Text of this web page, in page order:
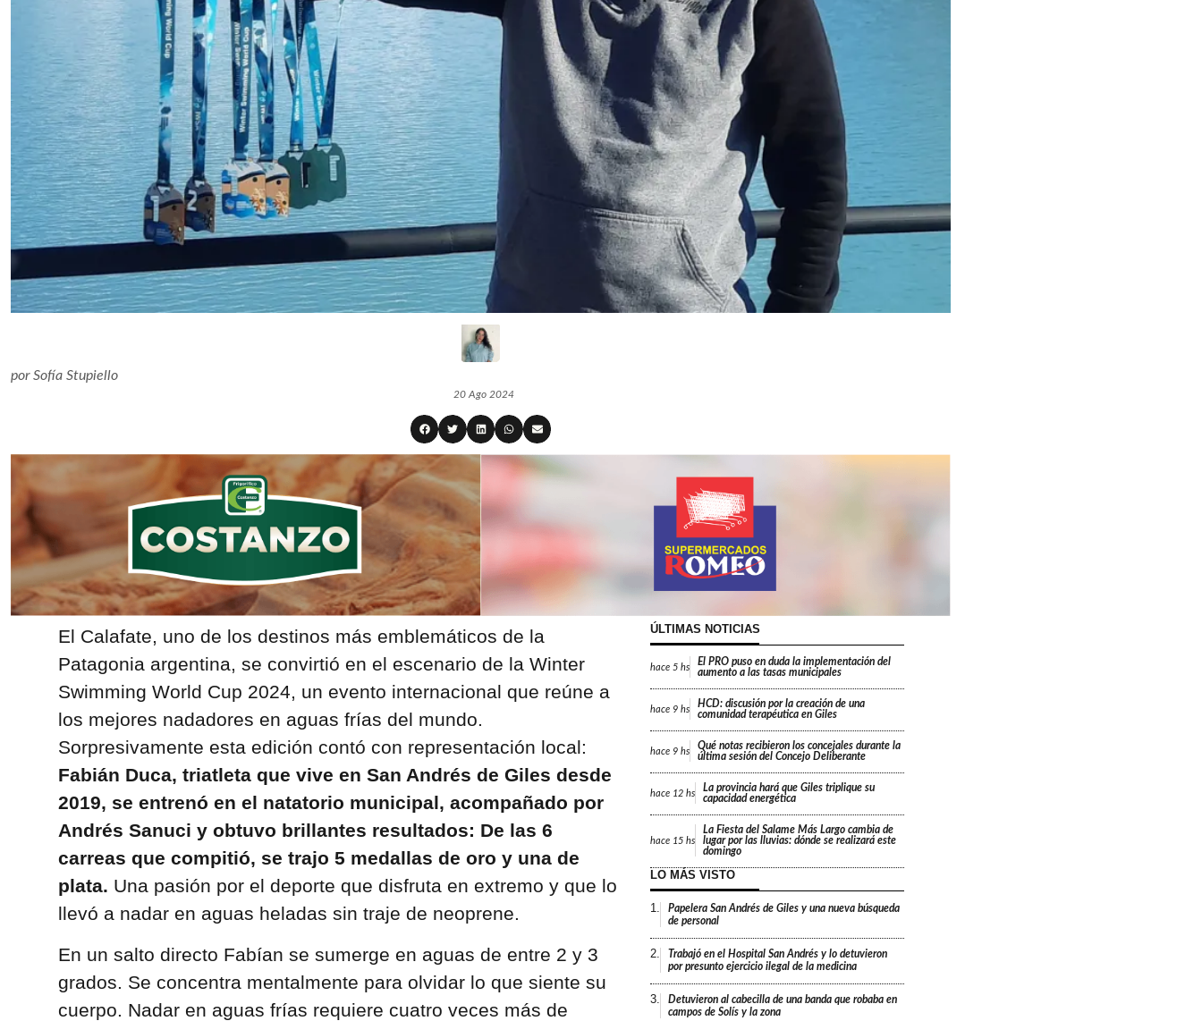
porSofía Stupiello
20 Ago 2024
El Calafate, uno de los destinos más emblemáticos de la
Patagonia argentina, se convirtió en el escenario de la Winter
Swimming World Cup 2024, un evento internacional que reúne a
los mejores nadadores en aguas frías del mundo.
Sorpresivamente esta edición contó con representación local:
Fabián Duca, triatleta que vive en San Andrés de Giles desde
2019, se entrenó en el natatorio municipal, acompañado por
Andrés Sanuci y obtuvo brillantes resultados: De las 6
carreas que compitió, se trajo 5 medallas de oro y una de
plata. Una pasión por el deporte que disfruta en extremo y que lo
llevó a nadar en aguas heladas sin traje de neoprene.
En un salto directo Fabían se sumerge en aguas de entre 2 y 3
grados. Se concentra mentalmente para olvidar lo que siente su
cuerpo. Nadar en aguas frías requiere cuatro veces más de
ÚLTIMAS NOTICIAS
hace 5 hs
El PRO puso en duda la implementación del
aumento a las tasas municipales
hace 9 hs
HCD: discusión por la creación de una
comunidad terapéutica en Giles
hace 9 hs
Qué notas recibieron los concejales durante la
última sesión del Concejo Deliberante
hace 12 hs
La provincia hará que Giles triplique su
capacidad energética
hace 15 hs
La Fiesta del Salame Más Largo cambia de
lugar por las lluvias: dónde se realizará este
domingo
LO MÁS VISTO
1.
Papelera San Andrés de Giles y una nueva búsqueda
de personal
2.
Trabajó en el Hospital San Andrés y lo detuvieron
por presunto ejercicio ilegal de la medicina
3.
Detuvieron al cabecilla de una banda que robaba en
campos de Solís y la zona